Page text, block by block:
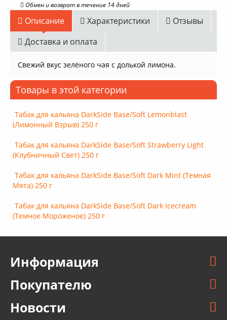
Обмен и возврат в течение 14 дней
Описание Характеристики
Отзывы
Доставка и оплата
Свежий вкус зелёного чая с долькой лимона.
Товары в этой категории
Табак для кальяна DarkSide Base/Soft Lemonblast
(Лимонный Взрыв) 250 г
Табак для кальяна DarkSide Base/Soft Strawberry Light
(Клубничный Свет) 250 г
Табак для кальяна DarkSide Base/Soft Dark Mint (Темная
Мята) 250 г
Табак для кальяна DarkSide Base/Soft Dark Icecream
(Темное Мороженое) 250 г
Информация
Покупателю
Новости